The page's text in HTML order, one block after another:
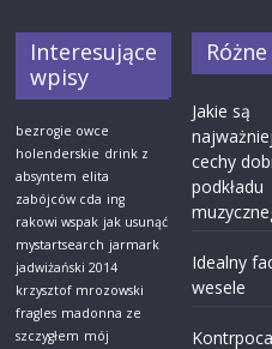
Interesujące
wpisy
bezrogie owce
holenderskie drink z
absyntem elita
zabójców cda ing
rakowi wspak jak usunąć
mystartsearch jarmark
jadwiżański 2014
krzysztof mrozowski
fragles madonna ze
szczygłem mój
Różne
Jakie są
cechy
podkładu
Idealny
wesele